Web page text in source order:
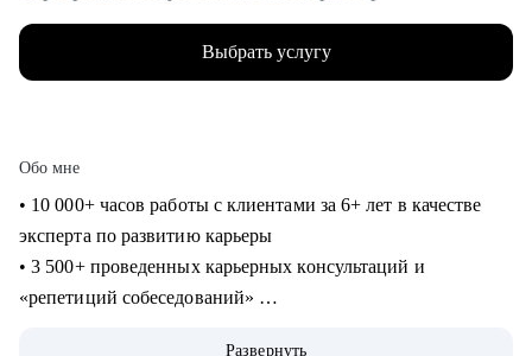
Выбрать услугу
Обо мне
• 10 000+ часов работы с клиентами за 6+ лет в качестве
эксперта по развитию карьеры
• 3 500+ проведенных карьерных консультаций и
«репетиций собеседований»
Развернуть